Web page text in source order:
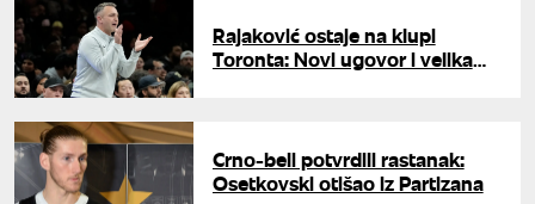
Rajaković ostaje na klupi
Toronta: Novi ugovor i velika
Crno-beli potvrdili rastanak:
Osetkovski otišao iz Partizana